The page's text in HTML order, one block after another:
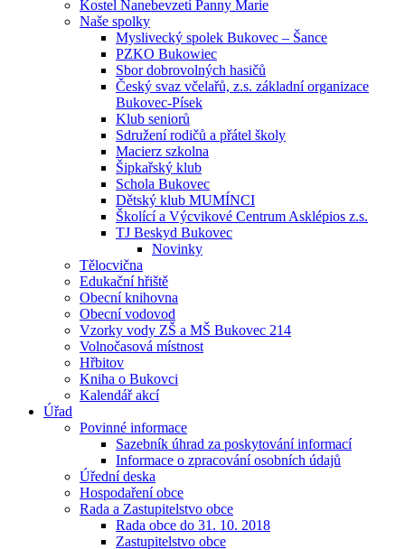
Kostel Nanebevzetí Panny Marie
Naše spolky
Myslivecký spolek Bukovec – Šance
PZKO Bukowiec
Sbor dobrovolných hasičů
Český svaz včelařů, z.s. základní organizace
Bukovec-Písek
Klub seniorů
Sdružení rodičů a přátel školy
Macierz szkolna
Šipkařský klub
Schola Bukovec
Dětský klub MUMÍNCI
Školící a Výcvikové Centrum Asklépios z.s.
TJ Beskyd Bukovec
Novinky
Tělocvična
Edukační hřiště
Obecní knihovna
Obecní vodovod
Vzorky vody ZŠ a MŠ Bukovec 214
Volnočasová místnost
Hřbitov
Kniha o Bukovci
Kalendář akcí
Úřad
Povinné informace
Sazebník úhrad za poskytování informací
Informace o zpracování osobních údajů
Úřední deska
Hospodaření obce
Rada a Zastupitelstvo obce
Rada obce do 31. 10. 2018
Zastupitelstvo obce